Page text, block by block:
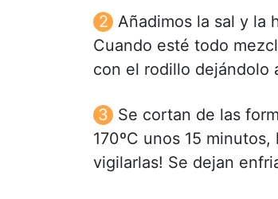
Añadimos la sal y la
Cuando esté todo
con el rodillo dejándolo
Se cortan de las
170ºC unos 15
vigilarlas! Se dejan